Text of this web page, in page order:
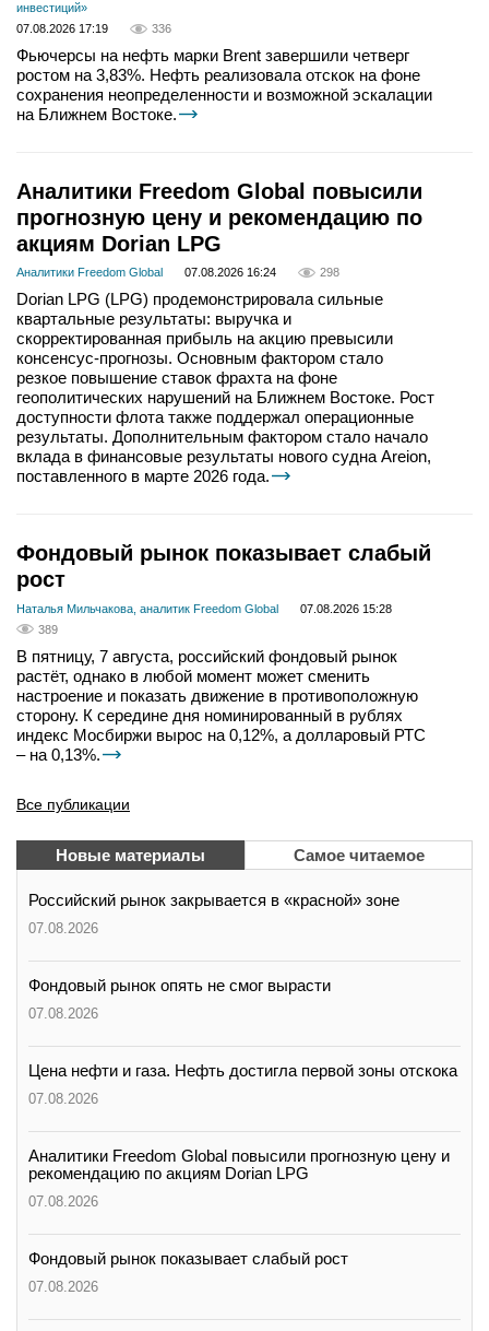
инвестиций»
07.08.2026 17:19
336
Фьючерсы на нефть марки Brent завершили четверг
ростом на 3,83%. Нефть реализовала отскок на фоне
сохранения неопределенности и возможной эскалации
на Ближнем Востоке.
Аналитики Freedom Global повысили
прогнозную цену и рекомендацию по
акциям Dorian LPG
Аналитики Freedom Global 07.08.2026 16:24 298
Dorian LPG (LPG) продемонстрировала сильные
квартальные результаты: выручка и
скорректированная прибыль на акцию превысили
консенсус-прогнозы. Основным фактором стало
резкое повышение ставок фрахта на фоне
геополитических нарушений на Ближнем Востоке. Рост
доступности флота также поддержал операционные
результаты. Дополнительным фактором стало начало
вклада в финансовые результаты нового судна Areion,
поставленного в марте 2026 года.
Фондовый рынок показывает слабый
рост
Наталья Мильчакова, аналитик Freedom Global
07.08.2026 15:28
389
В пятницу, 7 августа, российский фондовый рынок
растёт, однако в любой момент может сменить
настроение и показать движение в противоположную
сторону. К середине дня номинированный в рублях
индекс Мосбиржи вырос на 0,12%, а долларовый РТС
– на 0,13%.
Все публикации
Новые материалы Самое читаемое
Российский рынок закрывается в «красной» зоне
07.08.2026
Фондовый рынок опять не смог вырасти
07.08.2026
Цена нефти и газа. Нефть достигла первой зоны отскока
07.08.2026
Аналитики Freedom Global повысили прогнозную цену и
рекомендацию по акциям Dorian LPG
07.08.2026
Фондовый рынок показывает слабый рост
07.08.2026